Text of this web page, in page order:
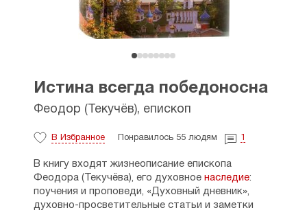
Истина всегда победоносна
Феодор (Текучёв), епископ
В Избранное Понравилось 55 людям 1
В книгу входят жизнеописание епископа
Феодора (Текучёва), его духовное наследие:
поучения и проповеди, «Духовный дневник»,
духовно-просветительные статьи и заметки